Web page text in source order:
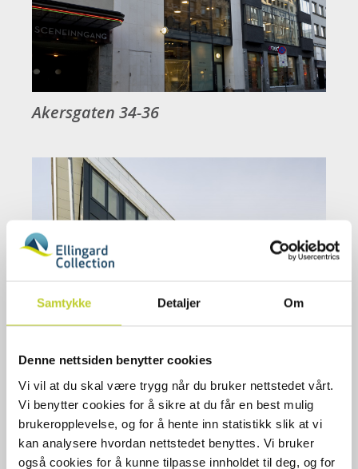
Samtykke Detaljer Om
Denne nettsiden benytter cookies
Vi vil at du skal være trygg når du bruker nettstedet vårt.
Vi benytter cookies for å sikre at du får en best mulig
brukeropplevelse, og for å hente inn statistikk slik at vi
kan analysere hvordan nettstedet benyttes. Vi bruker
også cookies for å kunne tilpasse innholdet til deg, og for
Akersgaten 34-36